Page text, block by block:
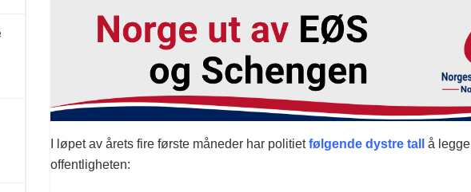
I løpet av årets fire første måneder har politietfølgende dystre tall
å
offentligheten: